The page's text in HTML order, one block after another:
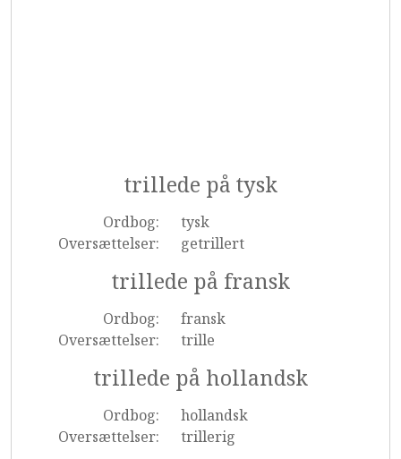
trillede på tysk
Ordbog:
tysk
Oversættelser:
getrillert
trillede på fransk
Ordbog:
fransk
Oversættelser:
trille
trillede på hollandsk
Ordbog:
hollandsk
Oversættelser:
trillerig